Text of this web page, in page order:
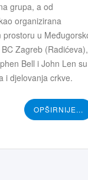
grupa, a od
organizirana
u
Zagreb (Radićeva),
Bell i John Len su
i djelovanja crkve.
OPŠIRNIJE...